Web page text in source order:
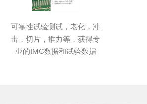
可靠性试验测试，老化，冲
击，切片，推力等，获得专
业的IMC数据和试验数据